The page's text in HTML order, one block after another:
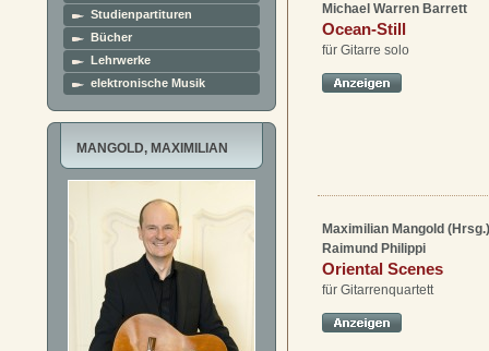
Studienpartituren
Bücher
Lehrwerke
elektronische Musik
MANGOLD, MAXIMILIAN
Michael Warren Barrett
Ocean-Still
für Gitarre solo
Maximilian Mangold (Hrsg.)
Raimund Philippi
Oriental Scenes
für Gitarrenquartett